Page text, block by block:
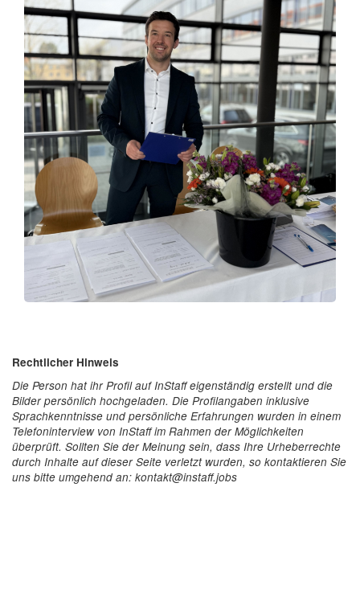
Rechtlicher Hinweis
Die Person hat ihr Profil auf InStaff eigenständig erstellt und die
Bilder persönlich hochgeladen. Die Profilangaben inklusive
Sprachkenntnisse und persönliche Erfahrungen wurden in einem
Telefoninterview von InStaff im Rahmen der Möglichkeiten
überprüft. Sollten Sie der Meinung sein, dass Ihre Urheberrechte
durch Inhalte auf dieser Seite verletzt wurden, so kontaktieren Sie
uns bitte umgehend an: kontakt@instaff.jobs